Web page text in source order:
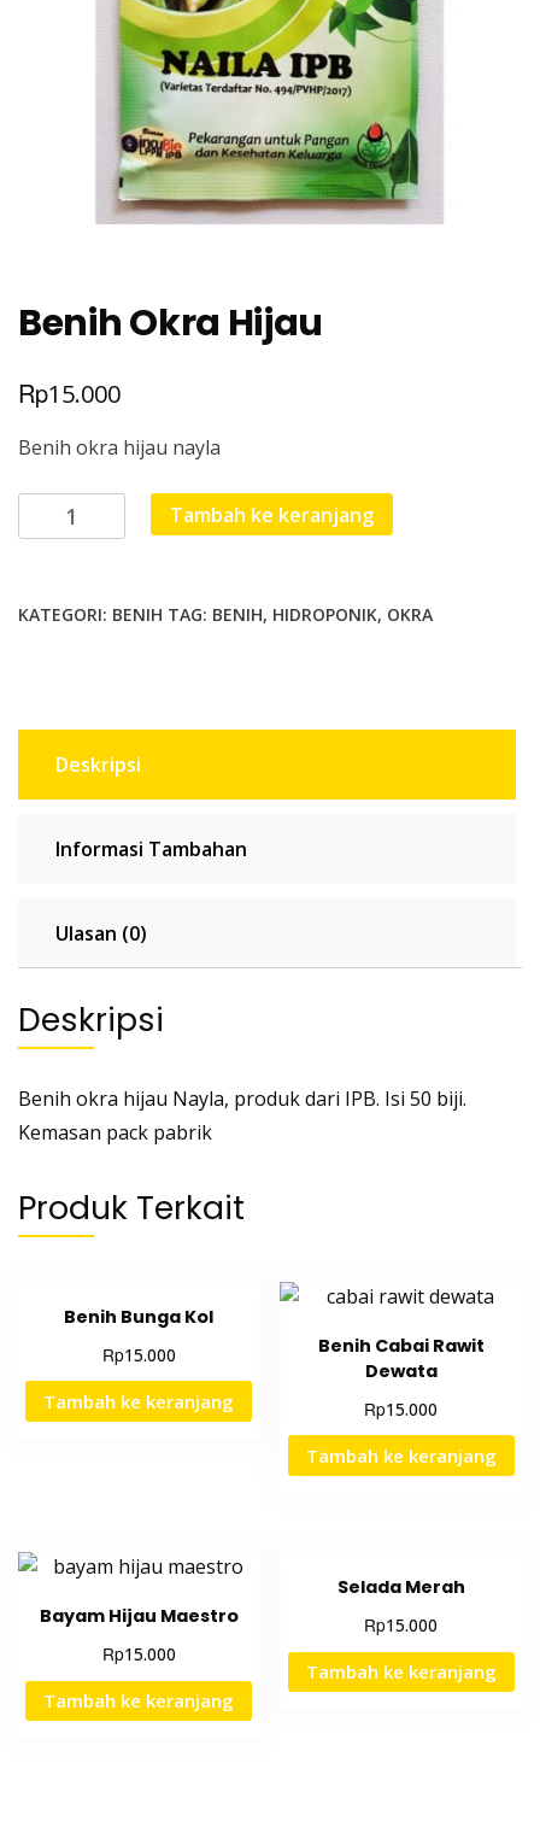
Benih Okra Hijau
Rp15.000
Benih okra hijau nayla
Kuantitas
Benih
Tambah ke keranjang
KATEGORI: BENIH TAG: BENIH, HIDROPONIK, OKRA
Deskripsi
Informasi Tambahan
Ulasan (0)
Deskripsi
Benih okra hijau Nayla, produk dari IPB. Isi 50 biji.
Kemasan pack pabrik
Produk Terkait
Benih Bunga Kol
Rp15.000
Tambah ke keranjang
Benih Cabai Rawit
Dewata
Rp15.000
Tambah ke keranjang
Bayam Hijau Maestro
Rp15.000
Tambah ke keranjang
Selada Merah
Rp15.000
Tambah ke keranjang